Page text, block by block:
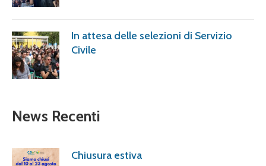
In attesa delle selezioni di Servizio
Civile
News Recenti
Chiusura estiva